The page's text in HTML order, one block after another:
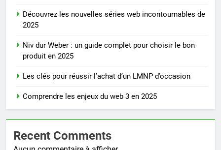
Découvrez les nouvelles séries web incontournables de
2025
Niv dur Weber : un guide complet pour choisir le bon
produit en 2025
Les clés pour réussir l’achat d’un LMNP d’occasion
Comprendre les enjeux du web 3 en 2025
Recent Comments